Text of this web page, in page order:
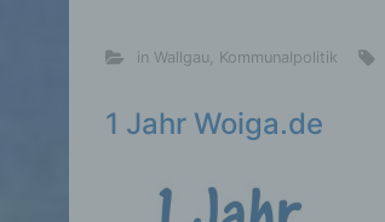
in Wallgau Kommunalpolitik
1 Jahr Woiga.de